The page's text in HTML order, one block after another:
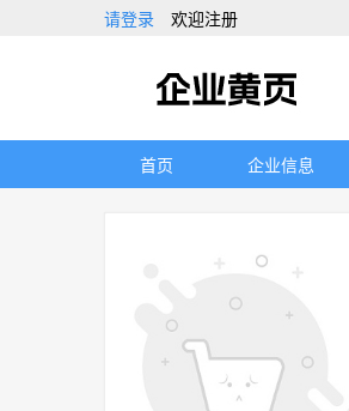
请登录 欢迎注册
首页 企业信息